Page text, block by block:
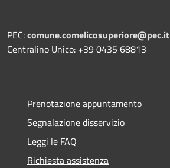
PEC:comune.comelicosuperiore@pec.it
Centralino Unico: +39 0435 68813
Prenotazione appuntamento
Segnalazione disservizio
Leggi le FAQ
Richiesta assistenza